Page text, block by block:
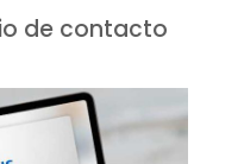
de contacto